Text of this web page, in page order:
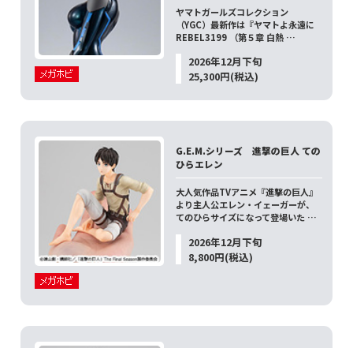
ヤマトガールズコレクション
（YGC）最新作は『ヤマトよ永遠に
REBEL3199 （第５章 白熱 …
2026年12月下旬
25,300円(税込)
G.E.M.シリーズ 進撃の巨人 ての
ひらエレン
大人気作品TVアニメ『進撃の巨人』
より主人公エレン・イェーガーが、
てのひらサイズになって登場いた …
2026年12月下旬
8,800円(税込)